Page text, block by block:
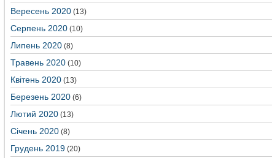
Вересень 2020 (13)
Серпень 2020 (10)
Липень 2020 (8)
Травень 2020 (10)
Квітень 2020 (13)
Березень 2020 (6)
Лютий 2020 (13)
Січень 2020 (8)
Грудень 2019 (20)